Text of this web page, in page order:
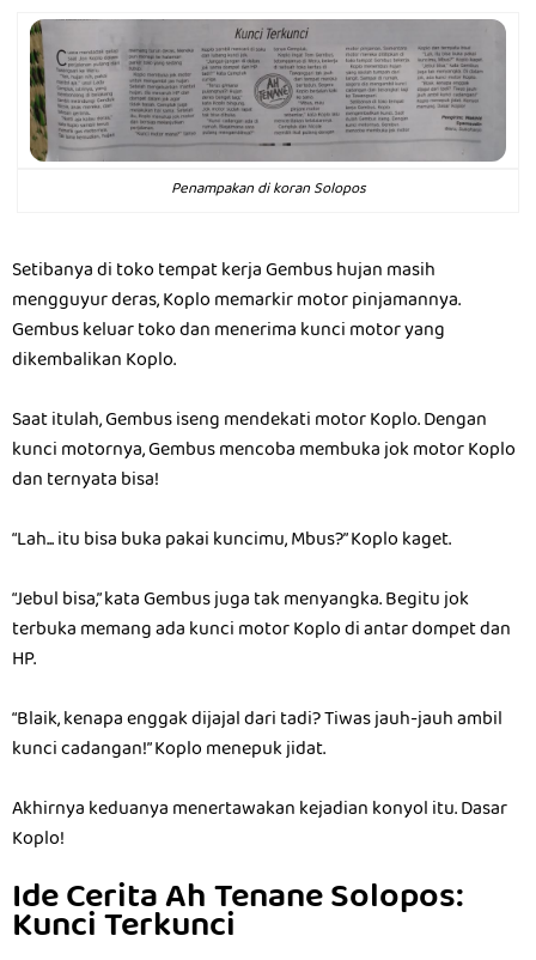
Penampakan di koran Solopos
Setibanya di toko tempat kerja Gembus hujan masih
mengguyur deras, Koplo memarkir motor pinjamannya.
Gembus keluar toko dan menerima kunci motor yang
dikembalikan Koplo.
Saat itulah, Gembus iseng mendekati motor Koplo. Dengan
kunci motornya, Gembus mencoba membuka jok motor Koplo
dan ternyata bisa!
“Lah... itu bisa buka pakai kuncimu, Mbus?” Koplo kaget.
“Jebul bisa,” kata Gembus juga tak menyangka. Begitu jok
terbuka memang ada kunci motor Koplo di antar dompet dan
HP.
“Blaik, kenapa enggak dijajal dari tadi? Tiwas jauh-jauh ambil
kunci cadangan!” Koplo menepuk jidat.
Akhirnya keduanya menertawakan kejadian konyol itu. Dasar
Koplo!
Ide Cerita Ah Tenane Solopos:
Kunci Terkunci